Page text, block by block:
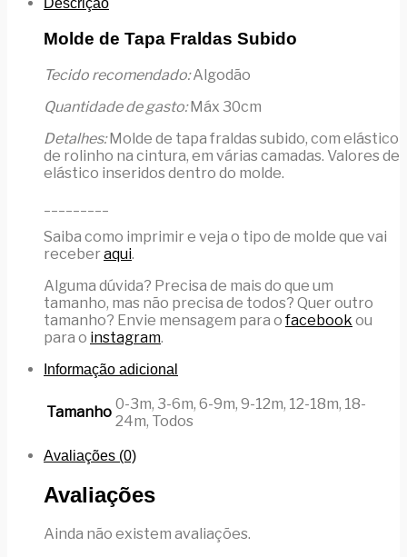
Descrição
Molde de Tapa Fraldas Subido
Tecido recomendado:Algodão
Quantidade de gasto:Máx 30cm
Detalhes:Molde de tapa fraldas subido, com elástico
de rolinho na cintura, em várias camadas. Valores de
elástico inseridos dentro do molde.
Saiba como imprimir e veja o tipo de molde que vai
receberaqui.
Alguma dúvida? Precisa de mais do que um
tamanho, mas não precisa de todos? Quer outro
tamanho? Envie mensagem para ofacebook ou
para o instagram.
Informação adicional
Tamanho 0-3m, 3-6m, 6-9m, 9-12m, 12-18m, 18-
24m, Todos
Avaliações (0)
Avaliações
Ainda não existem avaliações.